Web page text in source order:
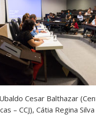
Cesar Balthazar
– CCJ), Cátia Regina